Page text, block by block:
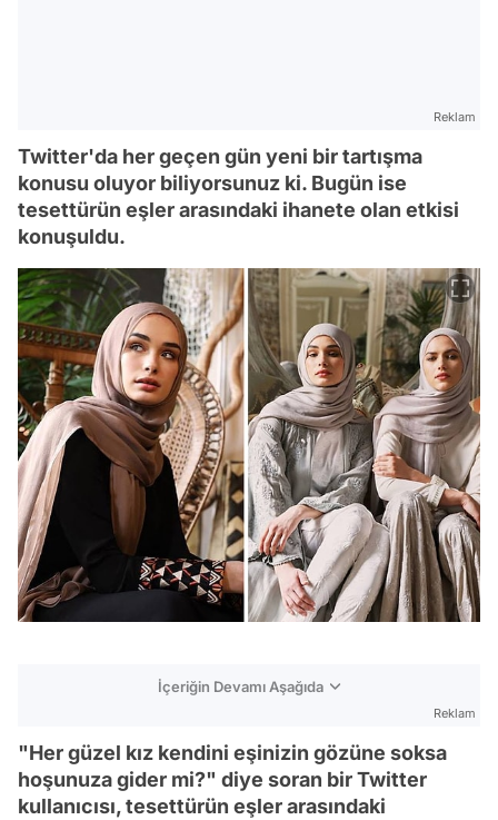
Reklam
Twitter'da her geçen gün yeni bir tartışma
konusu oluyor biliyorsunuz ki. Bugün ise
tesettürün eşler arasındaki ihanete olan etkisi
konuşuldu.
İçeriğin Devamı Aşağıda
Reklam
"Her güzel kız kendini eşinizin gözüne soksa
hoşunuza gider mi?" diye soran bir Twitter
kullanıcısı, tesettürün eşler arasındaki